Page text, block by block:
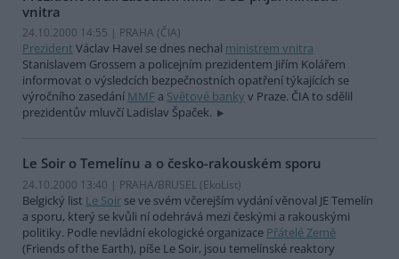
vnitra
24.10.2000 14:55 | PRAHA (ČIA)
Prezident Václav Havel se dnes nechal ministrem vnitra
Stanislavem Grossem a policejním prezidentem Jiřím Kolářem
informovat o výsledcích bezpečnostních opatření týkajících se
výročního zasedání MMF a Světové banky v Praze. ČIA to sdělil
prezidentův mluvčí Ladislav Špaček.
Le Soir o Temelínu a o česko-rakouském sporu
24.10.2000 13:40 | PRAHA/BRUSEL (EkoList)
Belgický list Le Soir se ve svém včerejším vydání věnoval JE Temelín
a sporu, který se kvůli ní odehrává mezi českými a rakouskými
politiky. Podle nevládní ekologické organizace Přátelé Země
(Friends of the Earth), píše Le Soir, jsou temelínské reaktory